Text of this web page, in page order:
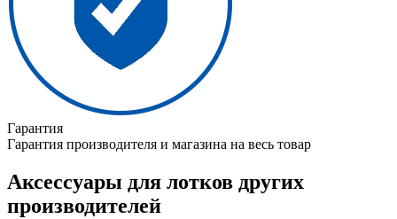
Гарантия
Гарантия производителя и магазина на весь товар
Аксессуары для лотков других
производителей